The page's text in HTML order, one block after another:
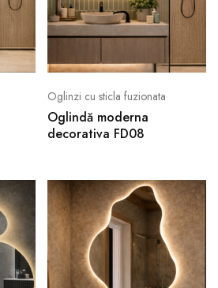
Oglinzi cu sticla fuzionata
Oglindă moderna
decorativa FD08